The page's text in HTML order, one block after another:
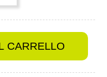
CARRELLO